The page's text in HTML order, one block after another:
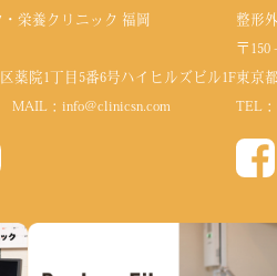
栄養クリニック 福岡
薬院1丁目5番6号ハイヒルズビル1F
： info@clinicsn.com
整形
〒150
東京
TEL：